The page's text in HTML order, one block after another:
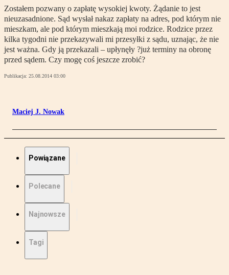
Zostałem pozwany o zapłatę wysokiej kwoty. Żądanie to jest
nieuzasadnione. Sąd wysłał nakaz zapłaty na adres, pod którym nie
mieszkam, ale pod którym mieszkają moi rodzice. Rodzice przez
kilka tygodni nie przekazywali mi przesyłki z sądu, uznając, że nie
jest ważna. Gdy ją przekazali – upłynęły ?już terminy na obronę
przed sądem. Czy mogę coś jeszcze zrobić?
Publikacja: 25.08.2014 03:00
Maciej J. Nowak
Powiązane
Polecane
Najnowsze
Tagi